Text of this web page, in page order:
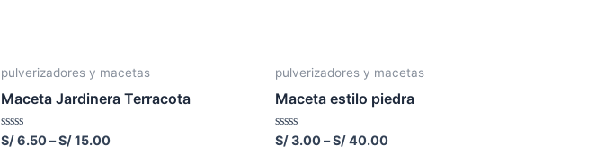
pulverizadores y macetas
Maceta Jardinera Terracota
Rated
0
S/6.50–S/15.00
pulverizadores y macetas
Maceta estilo piedra
Rated
0
S/3.00–S/40.00